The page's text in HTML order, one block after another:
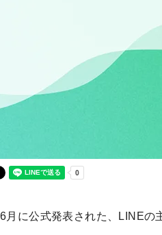
月に公式発表された、LINEの